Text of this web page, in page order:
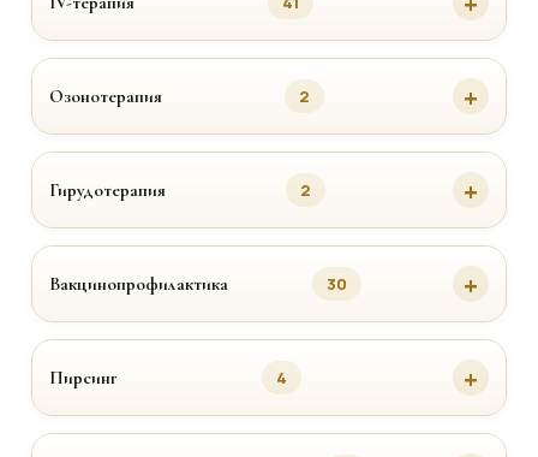
Озонотерапия 2
Гирудотерапия 2
Вакцинопрофилактика 30
Пирсинг 4